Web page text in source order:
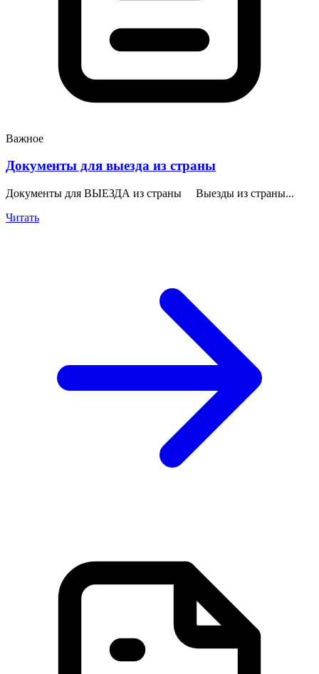
Важное
Документы для выезда из страны
Документы для ВЫЕЗДА из страны Выезды из страны...
Читать